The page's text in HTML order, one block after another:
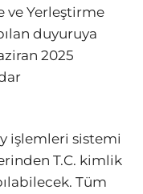
ve Yerleştirme
duyuruya
2025
işlemleri sistemi
T.C. kimlik
Tüm